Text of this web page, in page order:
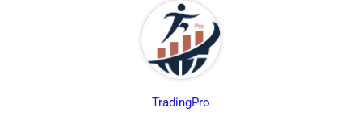
TradingPro